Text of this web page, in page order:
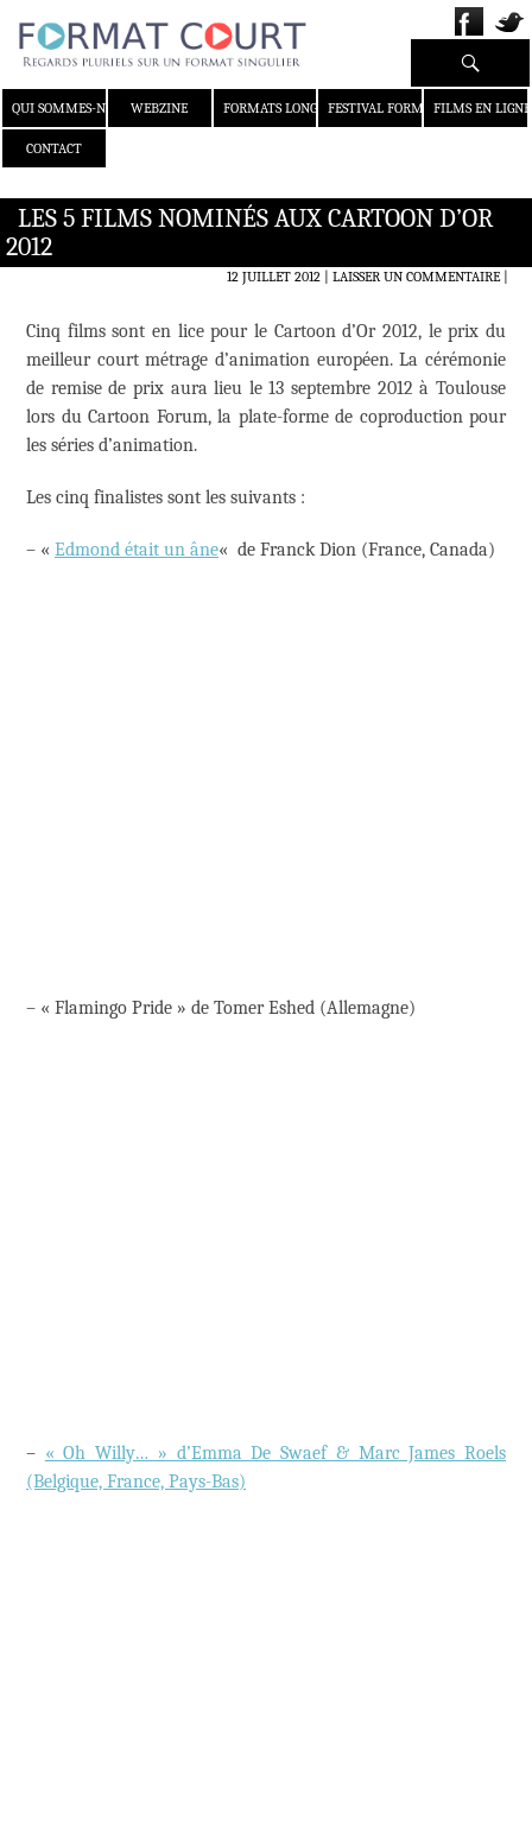
QUI SOMMES-NOUS ?WEBZINE FORMATS LONGS FESTIVAL FORMAT COURT
FILMS EN LIGNE
CONTACT
Recherche
LES 5 FILMS NOMINÉS AUX CARTOON D’OR
2012
12 JUILLET 2012 LAISSER UN COMMENTAIRE|
Cinq films sont en lice pour le Cartoon d’Or 2012, le prix du
meilleur court métrage d’animation européen. La cérémonie
de remise de prix aura lieu le 13 septembre 2012 à Toulouse
lors du Cartoon Forum, la plate-forme de coproduction pour
les séries d’animation.
Les cinq finalistes sont les suivants :
– « Edmond était un âne« de Franck Dion (France, Canada)
– « Flamingo Pride » de Tomer Eshed (Allemagne)
– « Oh Willy… » d’Emma De Swaef & Marc James Roels
(Belgique, France, Pays-Bas)